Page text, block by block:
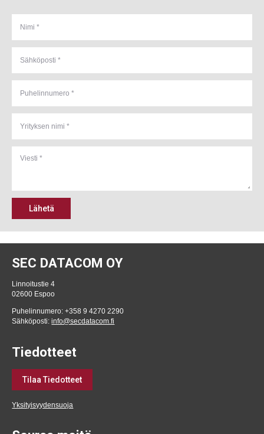
Lähetä
SEC DATACOM OY
Linnoitustie 4
02600 Espoo
Puhelinnumero: +358 9 4270 2290
Sähköposti:info@secdatacom.fi
Tiedotteet
Tilaa Tiedotteet
Yksityisyydensuoja